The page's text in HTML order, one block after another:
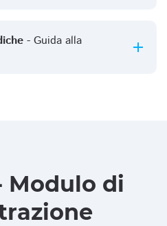
- Guida alla
Modulo di